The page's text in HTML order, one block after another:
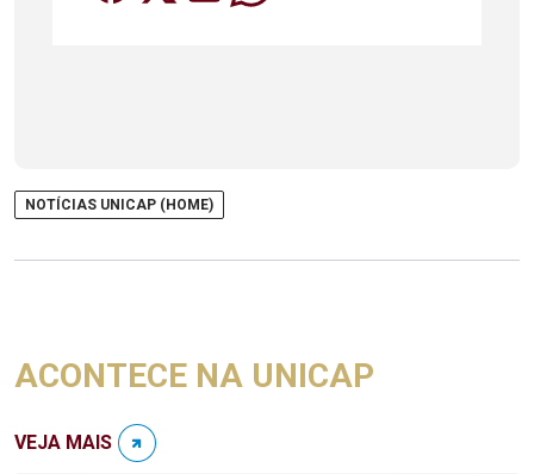
NOTÍCIAS UNICAP (HOME)
ACONTECE NA UNICAP
VEJA MAIS